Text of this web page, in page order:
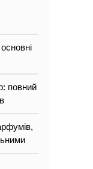
повний